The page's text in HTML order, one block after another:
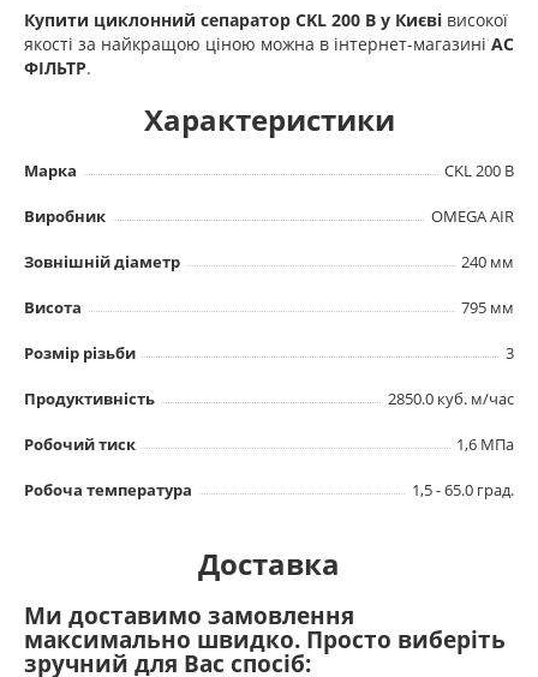
Купити циклонний сепаратор CKL 200 B у Києві високої
якості за найкращою ціною можна в інтернет-магазині АС
ФІЛЬТР.
Характеристики
Марка CKL 200 B
Виробник OMEGA AIR
Зовнішній діаметр 240 мм
Висота 795 мм
Розмір різьби 3
Продуктивність 2850.0 куб. м/час
Робочий тиск 1,6 МПа
Робоча температура 1,5 - 65.0 град.
Доставка
Ми доставимо замовлення
максимально швидко. Просто виберіть
зручний для Вас спосіб: